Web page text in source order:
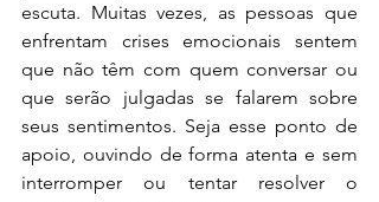
escuta. Muitas vezes, as pessoas que
enfrentam crises emocionais sentem
que não têm com quem conversar ou
que serão julgadas se falarem sobre
seus sentimentos. Seja esse ponto de
apoio, ouvindo de forma atenta e sem
interromper ou tentar resolver o